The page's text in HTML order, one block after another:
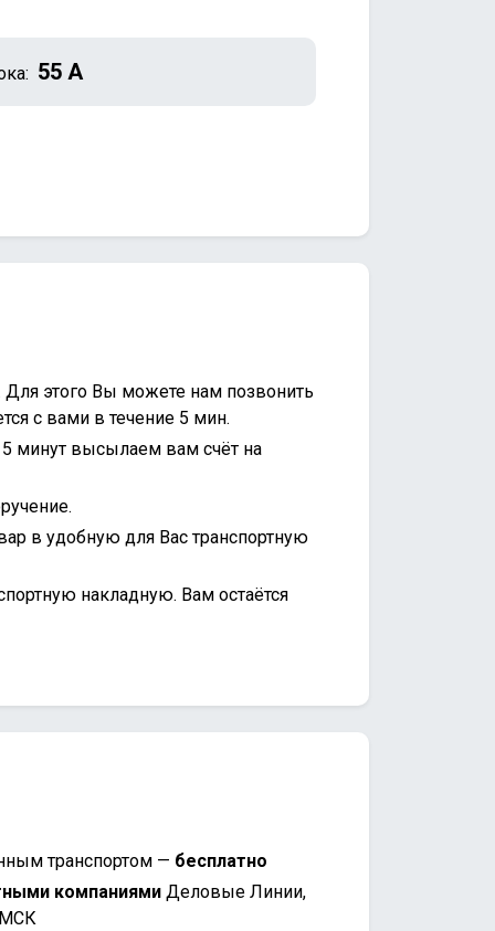
55 А
Для этого Вы можете нам позвонить
с вами в течение 5 мин.
минут высылаем вам счёт на
в удобную для Вас транспортную
накладную. Вам остаётся
транспортом — бесплатно
компаниями Деловые Линии,
МСК